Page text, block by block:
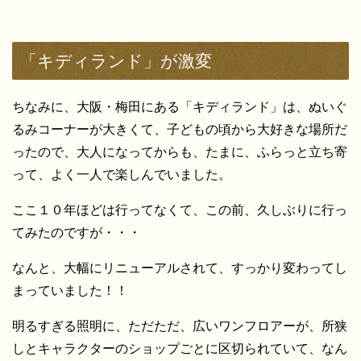
「キディランド」が激変
ちなみに、大阪・梅田にある「キディランド」は、ぬいぐ
るみコーナーが大きくて、子どもの頃から大好きな場所だ
ったので、大人になってからも、たまに、ふらっと立ち寄
って、よく一人で楽しんでいました。
ここ１０年ほどは行ってなくて、この前、久しぶりに行っ
てみたのですが・・・
なんと、大幅にリニューアルされて、すっかり変わってし
まっていました！！
明るすぎる照明に、ただただ、広いワンフロアーが、所狭
しとキャラクターのショップごとに区切られていて、なん